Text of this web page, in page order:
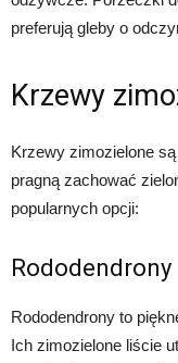
preferują gleby o
Krzewy
Krzewy zimozielone
pragną zachować
popularnych opcji:
Rododendrony
Rododendrony to
Ich zimozielone liście